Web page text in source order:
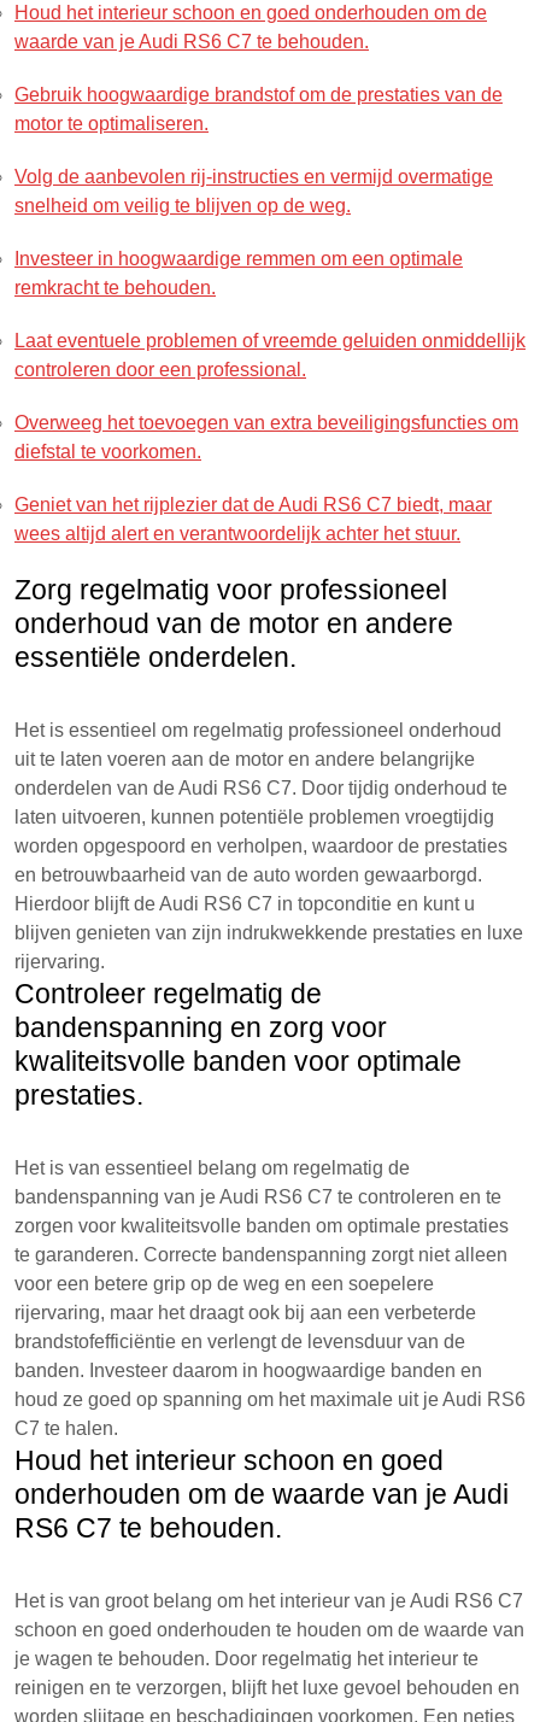
Houd het interieur schoon en goed onderhouden om de
waarde van je Audi RS6 C7 te behouden.
Gebruik hoogwaardige brandstof om de prestaties van de
motor te optimaliseren.
Volg de aanbevolen rij-instructies en vermijd overmatige
snelheid om veilig te blijven op de weg.
Investeer in hoogwaardige remmen om een ​​optimale
remkracht te behouden.
Laat eventuele problemen of vreemde geluiden onmiddellijk
controleren door een professional.
Overweeg het toevoegen van extra beveiligingsfuncties om
diefstal te voorkomen.
Geniet van het rijplezier dat de Audi RS6 C7 biedt, maar
wees altijd alert en verantwoordelijk achter het stuur.
Zorg regelmatig voor professioneel
onderhoud van de motor en andere
essentiële onderdelen.
Het is essentieel om regelmatig professioneel onderhoud
uit te laten voeren aan de motor en andere belangrijke
onderdelen van de Audi RS6 C7. Door tijdig onderhoud te
laten uitvoeren, kunnen potentiële problemen vroegtijdig
worden opgespoord en verholpen, waardoor de prestaties
en betrouwbaarheid van de auto worden gewaarborgd.
Hierdoor blijft de Audi RS6 C7 in topconditie en kunt u
blijven genieten van zijn indrukwekkende prestaties en luxe
rijervaring.
Controleer regelmatig de
bandenspanning en zorg voor
kwaliteitsvolle banden voor optimale
prestaties.
Het is van essentieel belang om regelmatig de
bandenspanning van je Audi RS6 C7 te controleren en te
zorgen voor kwaliteitsvolle banden om optimale prestaties
te garanderen. Correcte bandenspanning zorgt niet alleen
voor een betere grip op de weg en een soepelere
rijervaring, maar het draagt ook bij aan een verbeterde
brandstofefficiëntie en verlengt de levensduur van de
banden. Investeer daarom in hoogwaardige banden en
houd ze goed op spanning om het maximale uit je Audi RS6
C7 te halen.
Houd het interieur schoon en goed
onderhouden om de waarde van je Audi
RS6 C7 te behouden.
Het is van groot belang om het interieur van je Audi RS6 C7
schoon en goed onderhouden te houden om de waarde van
je wagen te behouden. Door regelmatig het interieur te
reinigen en te verzorgen, blijft het luxe gevoel behouden en
worden slijtage en beschadigingen voorkomen. Een netjes